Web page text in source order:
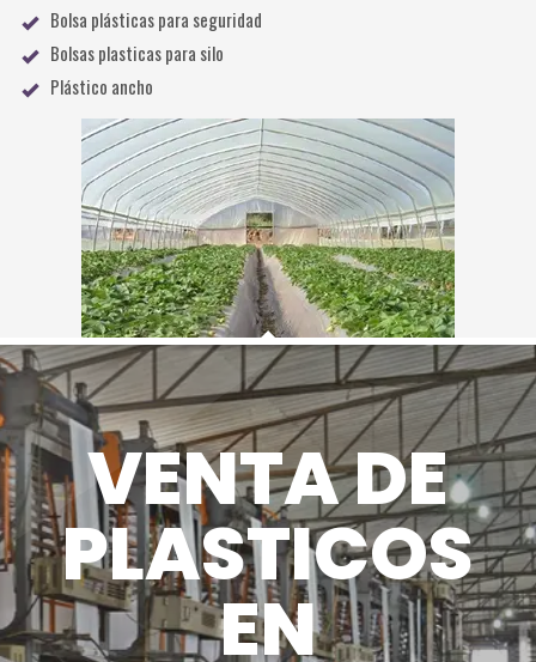
Bolsa plásticas para seguridad
Bolsas plasticas para silo
Plástico ancho
VENTA DE
PLASTICOS
EN